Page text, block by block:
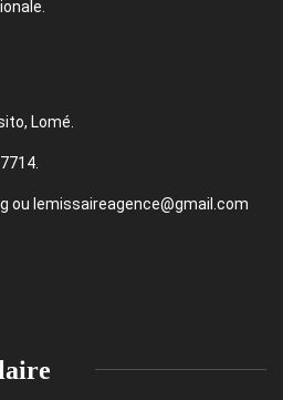
Lomé.
ou lemissaireagence@gmail.com